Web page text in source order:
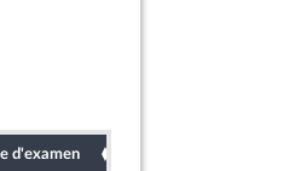
d'examen